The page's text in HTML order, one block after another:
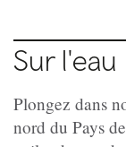
Sur l'eau
Plongez dans
nord du Pays